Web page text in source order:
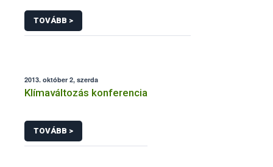
TOVÁBB >
2013. október 2, szerda
Klímaváltozás konferencia
TOVÁBB >